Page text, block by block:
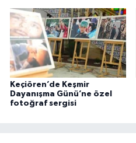
Keçiören’de Keşmir
Dayanışma Günü’ne özel
fotoğraf sergisi